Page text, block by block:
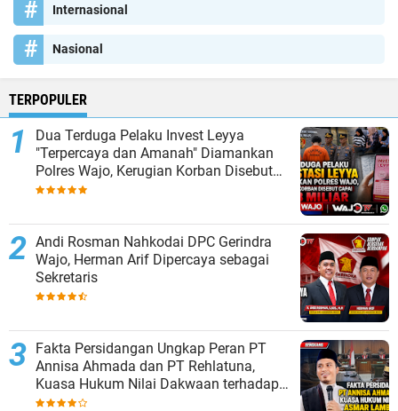
Internasional
Nasional
TERPOPULER
Dua Terduga Pelaku Invest Leyya
"Terpercaya dan Amanah" Diamankan
Polres Wajo, Kerugian Korban Disebut
Capai Rp8 Miliar
Andi Rosman Nahkodai DPC Gerindra
Wajo, Herman Arif Dipercaya sebagai
Sekretaris
Fakta Persidangan Ungkap Peran PT
Annisa Ahmada dan PT Rehlatuna,
Kuasa Hukum Nilai Dakwaan terhadap
Asmar Lambo Tidak Berdasar